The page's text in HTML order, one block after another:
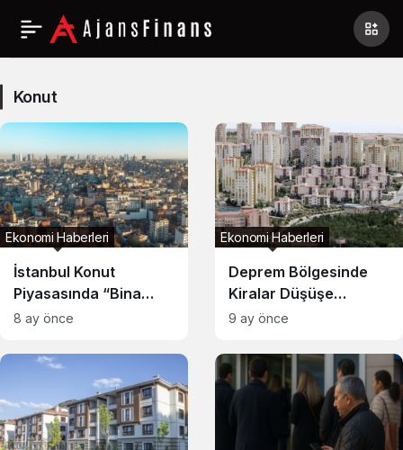
Konut
Haberleri
Konut
İstanbul Konut
Piyasasında “Bina
Yaşı” Uçurumu: Aynı
Farkı!
Ekonomi Haberleri
8 ay önce
Deprem Bölgesinde
Kiralar Düşüşe
Geçiyor: Yılbaşına
Hedeflenen Seviyeye
Gerileyebilir
Ekonomi Haberleri
9 ay önce